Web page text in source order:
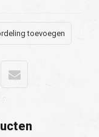
toevoegen